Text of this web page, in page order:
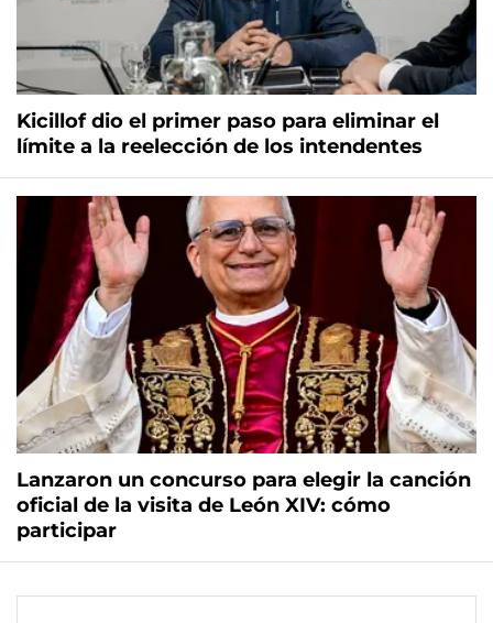
Kicillof dio el primer paso para eliminar el
límite a la reelección de los intendentes
Lanzaron un concurso para elegir la canción
oficial de la visita de León XIV: cómo
participar